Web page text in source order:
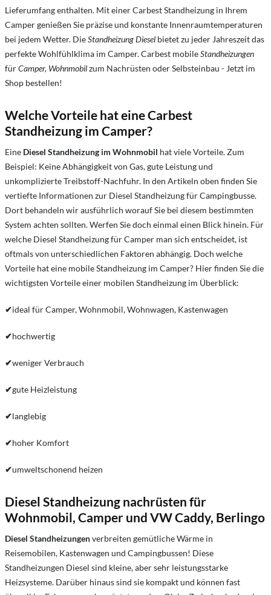
Lieferumfang enthalten. Mit einer Carbest Standheizung in Ihrem
Camper genießen Sie präzise und konstante Innenraumtemperaturen
bei jedem Wetter. DieStandheizung Diesel bietet zu jeder Jahreszeit das
perfekte Wohlfühlklima im Camper. Carbest mobileStandheizungen
fürCamper, Wohnmobilzum Nachrüsten oder Selbsteinbau - Jetzt im
Shop bestellen!
Welche Vorteile hat eine Carbest
Standheizung im Camper?
Eine Diesel Standheizung im Wohnmobil hat viele Vorteile. Zum
Beispiel: Keine Abhängigkeit von Gas, gute Leistung und
unkomplizierte Treibstoff-Nachfuhr. In den Artikeln oben finden Sie
vertiefte Informationen zur Diesel Standheizung für Campingbusse.
Dort behandeln wir ausführlich worauf Sie bei diesem bestimmten
System achten sollten. Werfen Sie doch einmal einen Blick hinein. Für
welche Diesel Standheizung für Camper man sich entscheidet, ist
oftmals von unterschiedlichen Faktoren abhängig. Doch welche
Vorteile hat eine mobile Standheizung im Camper? Hier finden Sie die
wichtigsten Vorteile einer mobilen Standheizung im Überblick:
✔ideal für Camper, Wohnmobil, Wohnwagen, Kastenwagen
✔hochwertig
✔weniger Verbrauch
✔gute Heizleistung
✔langlebig
✔hoher Komfort
✔umweltschonend heizen
Diesel Standheizung nachrüsten für
Wohnmobil, Camper und VW Caddy, Berlingo
Diesel Standheizungenverbreiten gemütliche Wärme in
Reisemobilen, Kastenwagen und Campingbussen! Diese
Standheizungen Diesel sind kleine, aber sehr leistungsstarke
Heizsysteme. Darüber hinaus sind sie kompakt und können fast